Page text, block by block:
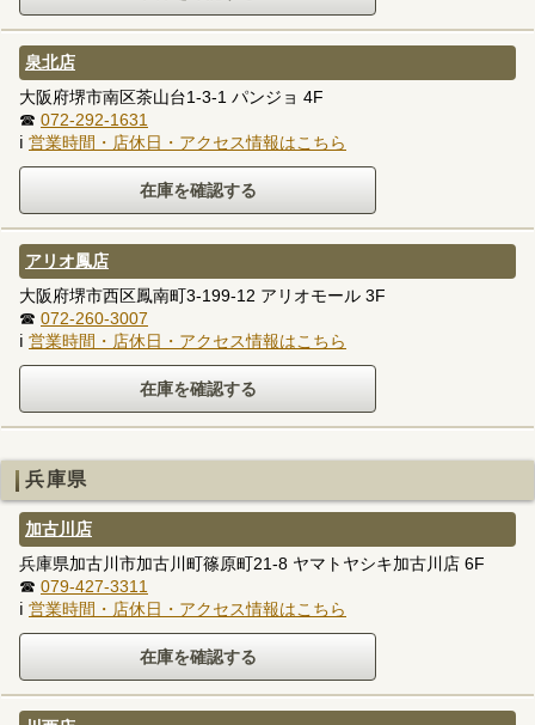
泉北店
大阪府堺市南区茶山台1-3-1 パンジョ 4F
☎ 072-292-1631
ℹ 営業時間・店休日・アクセス情報はこちら
アリオ鳳店
大阪府堺市西区鳳南町3-199-12 アリオモール 3F
☎ 072-260-3007
ℹ 営業時間・店休日・アクセス情報はこちら
兵庫県
加古川店
兵庫県加古川市加古川町篠原町21-8 ヤマトヤシキ加古川店 6F
☎ 079-427-3311
ℹ 営業時間・店休日・アクセス情報はこちら